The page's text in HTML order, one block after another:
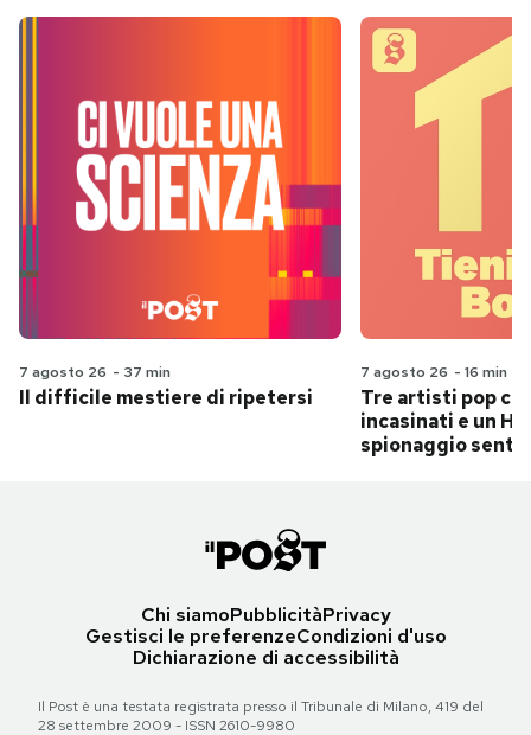
7 agosto 26 - 37 min
Il difficile mestiere di ripetersi
7 agosto 26 - 16 min
Tre artisti pop
incasinati e un
spionaggio
Chi siamoPubblicitàPrivacy
Gestisci le preferenzeCondizioni d'uso
Dichiarazione di accessibilità
Il Post è una testata registrata presso il Tribunale di Milano, 419 del
28 settembre 2009 - ISSN 2610-9980